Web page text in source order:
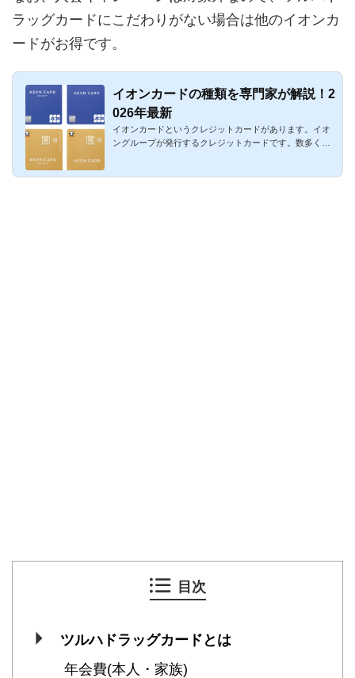
ラッグカードにこだわりがない場合は他のイオンカ
ードがお得です。
イオンカードの種類を専門家が解説！2
026年最新
イオンカードというクレジットカードがあります。イオ
ングループが発行するクレジットカードです。数多くの
目次
ツルハドラッグカードとは
年会費(本人・家族)